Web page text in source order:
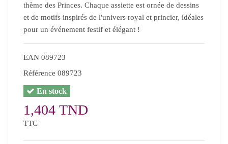
thème des Princes. Chaque assiette est ornée de dessins
et de motifs inspirés de l'univers royal et princier, idéales
pour un événement festif et élégant !
EAN 089723
Référence 089723
En stock
1,404 TND
TTC